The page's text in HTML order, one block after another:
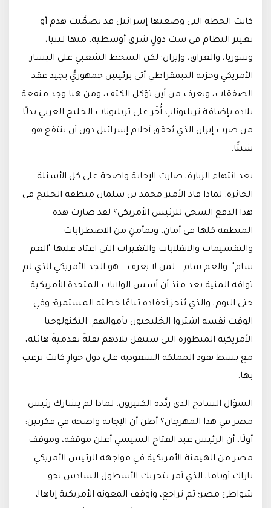
كانت الخطة التي وضعتها إسرائيل قد تضمَّنت هدم أو
تغيير النظام في ست دولٍ شرق أوسطية، منها ليبيا،
وسوريا، والعراق، وإيران؛ لكن السخط الشعبي على اليسار
الأمريكي وحزبه الديمقراطي أتى برئيسٍ جمهوريٍّ يجيد عقد
الصفقات، ويعرف من أين تؤكل الكتف، ومن هنا وجد منفعة
بلاده بإضافة تريليوناتٍ أُخَر على تريليونات الخليج العربي بدلًا
من ضرب إيران الذي يُحقق أحلام إسرائيل دون أن ينتفع هو
شيئًا.
بعد انتهاء الزيارة، صارت الإجابة واضحة على كل الأسئلة
الحائرة: لماذا قاد الأمير محمد بن سلمان منطقة الخليج في
هذا الدفع السخي للرئيس الأمريكي؟ لقد صارت هذه
المنطقة كلها في أمان، وبمأمنٍ من الاضطرابات
والتقسيمات والانقلابات والتغيرات التي اعتاد عليها "العم
سام". والعم سام – لمن لا يعرف – هو الجد الأمريكي الذي لم
توافه المنية بعد منذ أن أسس الولايات المتحدة الأمريكية
حتى اليوم، والذي يُنجز أحفاده تباعًا خطته المستمرة؛ وفي
الوقت نفسه اشتروا الخليجيون بأموالهم: التكنولوجيا
الأمريكية المتطورة التي ستنقل بلادهم نقلةً تقدميةً هائلة،
مع بسط نفوذ المملكة السعودية على دول جوارٍ كانت ترغب
بها.
السؤال الساذج الذي ردَّده الكثيرون: لماذا لم يشارك رئيس
مصر في هذا المهرجان؟ أظن أن الإجابة واضحة في فكرتين:
أولًا، أن الرئيس عبد الفتاح السيسي أعلن موقفه، وموقف
مصر من الهيمنة الأمريكية في مواجهة الرئيس الأمريكي
باراك أوباما، الذي أمر بتحريك الأسطول السادس نحو
شواطئ مصر؛ ثم تراجع، وأوقف المعونة الأمريكية إياها!،